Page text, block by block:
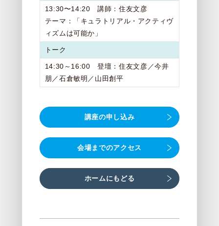
13:30〜14:20 講師：住友文彦
テーマ：「キュラトリアル・アクティヴ
ィズムは可能か」
トーク
14:30～16:00 登壇：住友文彦／今井
朋／石倉敏明／山田創平
講座の申し込み
会場までのアクセス
ホームにもどる